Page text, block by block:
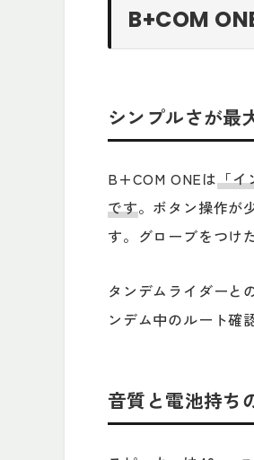
B+COM
シンプルさが最
B+COM ONEは「イ
です。ボタン操作が
す。グローブをつけ
タンデムライダーと
ンデム中のルート確
音質と電池持ち